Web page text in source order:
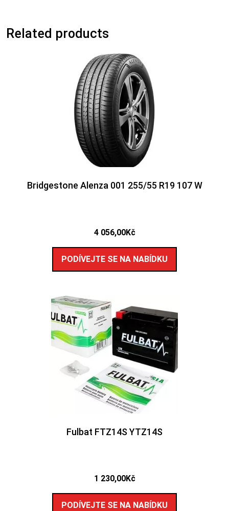
Related products
Bridgestone Alenza 001 255/55 R19 107 W
4 056,00Kč
PODÍVEJTE SE NA NABÍDKU
Fulbat FTZ14S YTZ14S
1 230,00Kč
PODÍVEJTE SE NA NABÍDKU